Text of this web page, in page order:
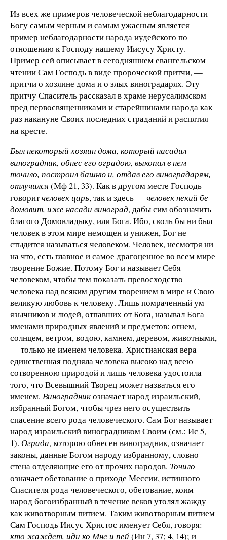
Из всех же примеров человеческой неблагодарности
Богу самым черным и самым ужасным является
пример неблагодарности народа иудейского по
отношению к Гос­поду нашему Иисусу Христу.
Пример сей описывает в сегодняшнем евангельском
чтении Сам Господь в виде пророческой притчи, —
притчи о хозяине дома и о злых виноградарях. Эту
притчу Спаситель рассказал в храме иерусалимском
пред первосвященниками и старейшинами народа как
раз накануне Своих последних страданий и распятия
на кресте.
Был некоторый хозяин дома, который насадил
виноградник, обнес его оградою, выкопал в нем
точило, построил башню и, отдав его виноградарям,
отлучился (Мф 21, 33). Как в другом месте Господь
говоритчеловек царь, так и здесь —человек некий бе
домовит, иже насади виноград, дабы сим обозначить
благого Домовладыку, или Бога. Ибо, сколь бы ни был
человек в этом мире немощен и унижен, Бог не
стыдится называться человеком. Человек, несмотря ни
на что, есть главное и самое драгоценное во всем мире
творение Божие. Потому Бог и называет Себя
человеком, чтобы тем показать превосходство
человека над всяким другим творением в мире и Свою
великую любовь к человеку. Лишь помраченный ум
язычников и людей, отпавших от Бога, называл Бога
именами природных явлений и предметов: огнем,
солнцем, ветром, водою, камнем, деревом, животными,
— только не именем человека. Христианская вера
единственная подняла человека высоко над всею
сотворенною природой и лишь человека удостоила
того, что Всевышний Творец может назваться его
именем. Виноградникозначает народ израильский,
избранный Богом, чтобы чрез него осуществить
спасение всего рода человеческого. Сам Бог называет
народ израильский виноградником Своим (см.: Ис 5,
1). Ограда, которою обнесен виноградник, означает
законы, данные Богом народу избранному, словно
стена отделяющие его от прочих народов. Точило
означает обетование о приходе Мессии, истинного
Спасителя рода человеческого, обетование, коим
народ богоизбранный в течение веков утолял жажду
как животворным питием. Таким животворным питием
Сам Господь Иисус Христос именует Себя, говоря:
кто жаждет, иди ко Мне и пей(Ин 7, 37; 4, 14); и